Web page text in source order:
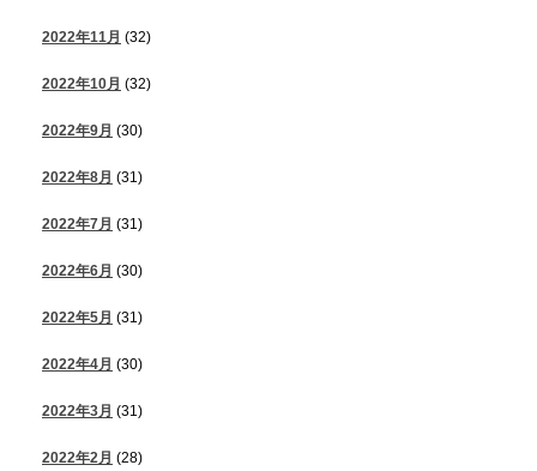
2022年11月 (32)
2022年10月 (32)
2022年9月 (30)
2022年8月 (31)
2022年7月 (31)
2022年6月 (30)
2022年5月 (31)
2022年4月 (30)
2022年3月 (31)
2022年2月 (28)